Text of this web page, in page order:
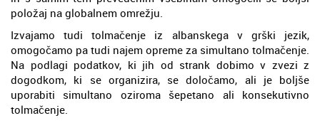
položaj na globalnem omrežju.
Izvajamo tudi tolmačenje iz albanskega v grški jezik,
omogočamo pa tudi najem opreme za simultano tolmačenje.
Na podlagi podatkov, ki jih od strank dobimo v zvezi z
dogodkom, ki se organizira, se določamo, ali je boljše
uporabiti simultano oziroma šepetano ali konsekutivno
tolmačenje.